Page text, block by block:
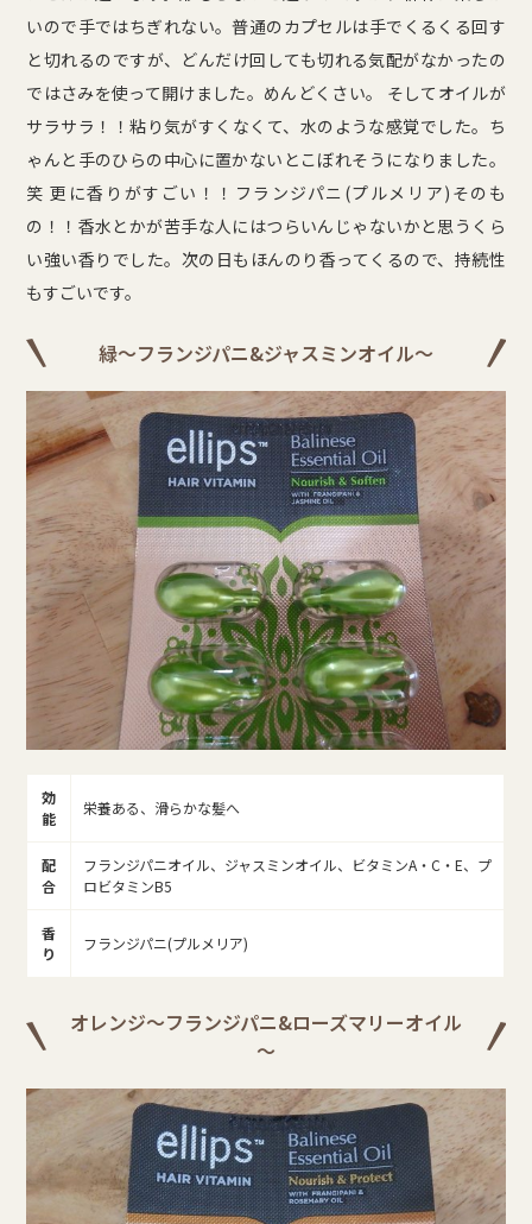
いので手ではちぎれない。普通のカプセルは手でくるくる回す
と切れるのですが、どんだけ回しても切れる気配がなかったの
ではさみを使って開けました。めんどくさい。 そしてオイルが
サラサラ！！粘り気がすくなくて、水のような感覚でした。ち
ゃんと手のひらの中心に置かないとこぼれそうになりました。
笑 更に香りがすごい！！フランジパニ(プルメリア)そのも
の！！香水とかが苦手な人にはつらいんじゃないかと思うくら
い強い香りでした。次の日もほんのり香ってくるので、持続性
もすごいです。
緑～フランジパニ&ジャスミンオイル～
効
能
栄養ある、滑らかな髪へ
配
合
フランジパニオイル、ジャスミンオイル、ビタミンA・C・E、プ
ロビタミンB5
香
り
フランジパニ(プルメリア)
オレンジ～フランジパニ&ローズマリーオイル
～